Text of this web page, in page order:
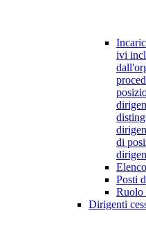
ivi
di
Posti
Ruolo
Dirigenti